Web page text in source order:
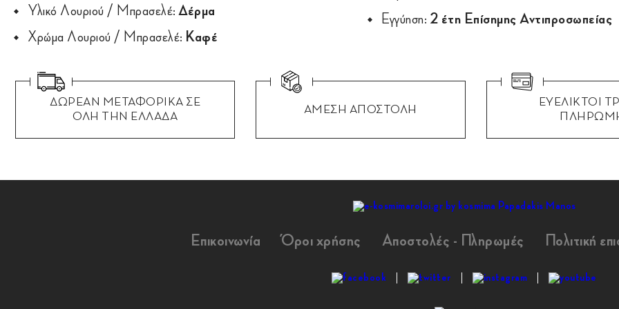
Υλικό Λουριού / Μπρασελέ: Δέρμα
Χρώμα Λουριού / Μπρασελέ: Καφέ
Εγγύηση: 2 έτη Επίσημης Αντιπροσωπείας
ΔΩΡΕΑΝ ΜΕΤΑΦΟΡΙΚΑ ΣΕ
ΟΛΗ ΤΗΝ ΕΛΛΑΔΑ
ΑΜΕΣΗ ΑΠΟΣΤΟΛΗ
ΕΥΕΛΙΚΤΟΙ
Επικοινωνία Όροι χρήσης Αποστολές - Πληρωμές Πολιτική